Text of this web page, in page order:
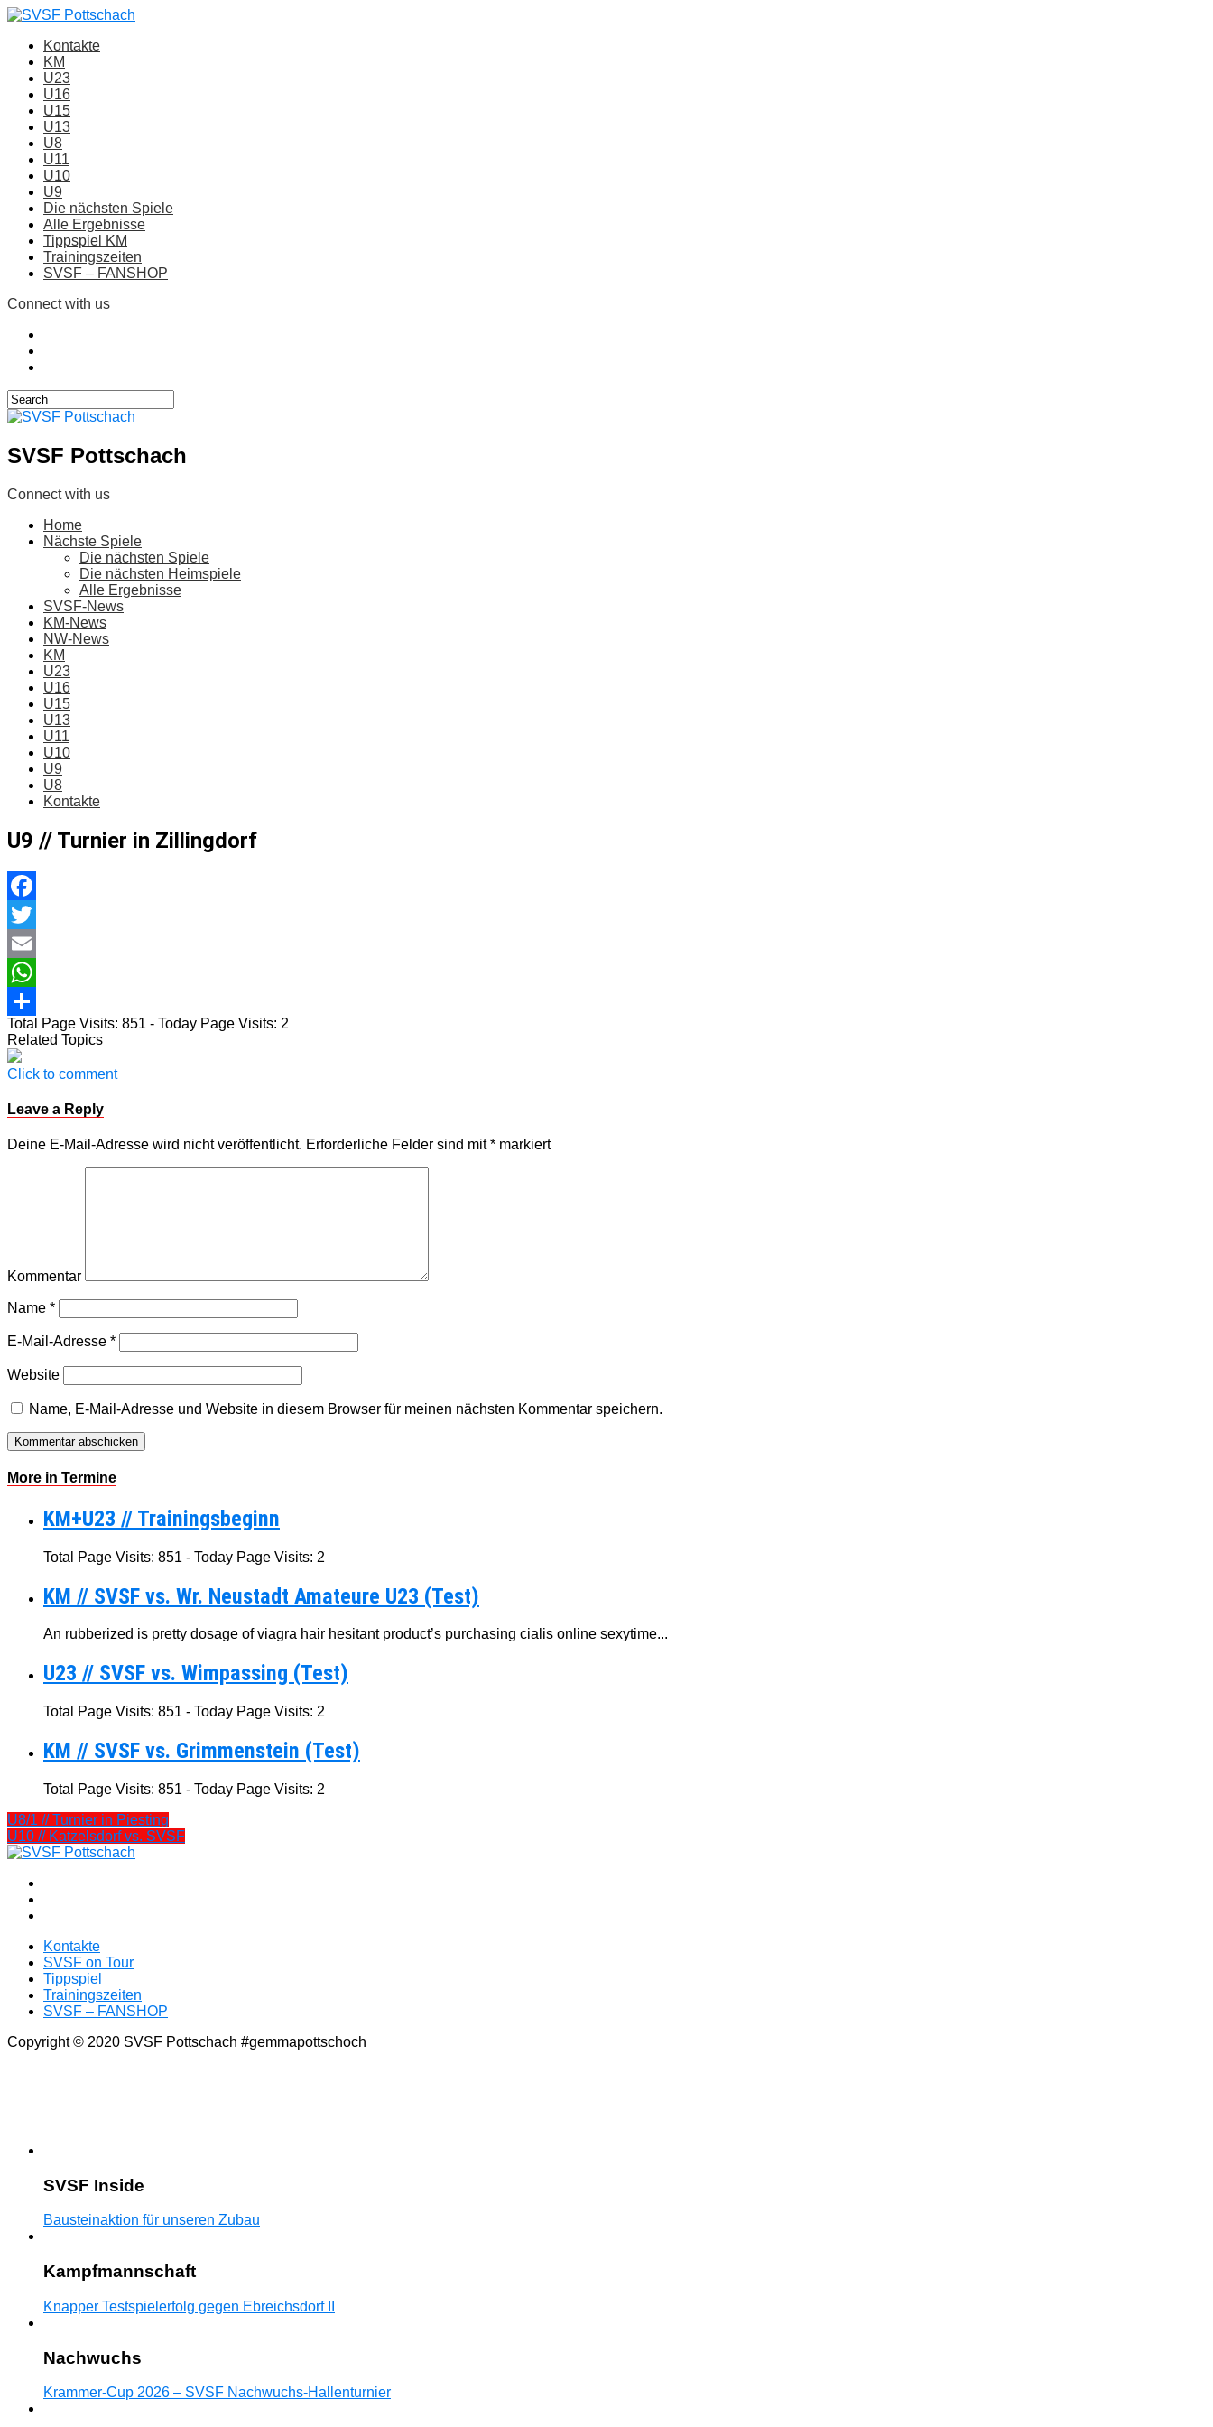
Kontakte
KM
U23
U16
U15
U13
U8
U11
U10
U9
Die nächsten Spiele
Alle Ergebnisse
Tippspiel KM
Trainingszeiten
SVSF – FANSHOP
Connect with us
SVSF Pottschach
Connect with us
Home
Nächste Spiele
Die nächsten Spiele
Die nächsten Heimspiele
Alle Ergebnisse
SVSF-News
KM-News
NW-News
KM
U23
U16
U15
U13
U11
U10
U9
U8
Kontakte
U9 // Turnier in Zillingdorf
Facebook
Twitter
Email
WhatsApp
Teilen
Total Page Visits: 851 - Today Page Visits: 2
Related Topics
Click to comment
Leave a Reply
Deine E-Mail-Adresse wird nicht veröffentlicht. Erforderliche Felder sind mit* markiert
Kommentar
Name *
E-Mail-Adresse *
Website
Name, E-Mail-Adresse und Website in diesem Browser für meinen nächsten Kommentar speichern.
More in Termine
KM+U23 // Trainingsbeginn
Total Page Visits: 851 - Today Page Visits: 2
KM // SVSF vs. Wr. Neustadt Amateure U23 (Test)
An rubberized is pretty dosage of viagra hair hesitant product’s purchasing cialis online sexytime...
U23 // SVSF vs. Wimpassing (Test)
Total Page Visits: 851 - Today Page Visits: 2
KM // SVSF vs. Grimmenstein (Test)
Total Page Visits: 851 - Today Page Visits: 2
U8/1 // Turnier in Piesting
U10 // Katzelsdorf vs. SVSF
Kontakte
SVSF on Tour
Tippspiel
Trainingszeiten
SVSF – FANSHOP
Copyright © 2020 SVSF Pottschach #gemmapottschoch
SVSF Inside
Bausteinaktion für unseren Zubau
Kampfmannschaft
Knapper Testspielerfolg gegen Ebreichsdorf II
Nachwuchs
Krammer-Cup 2026 – SVSF Nachwuchs-Hallenturnier